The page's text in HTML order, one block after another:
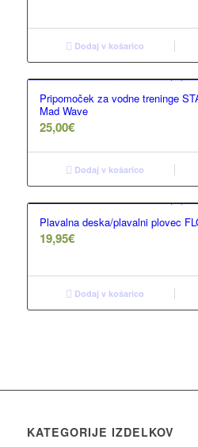
Dodaj v košarico
Pripomoček za vodne treninge
Mad Wave
25,00€
Dodaj v košarico
Plavalna deska/plavalni plovec
19,95€
Dodaj v košarico
KATEGORIJE IZDELKOV